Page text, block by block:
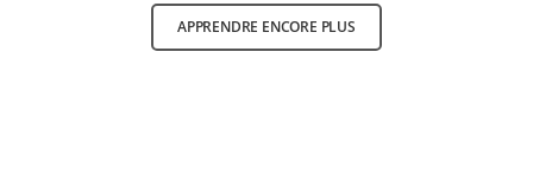
APPRENDRE ENCORE PLUS